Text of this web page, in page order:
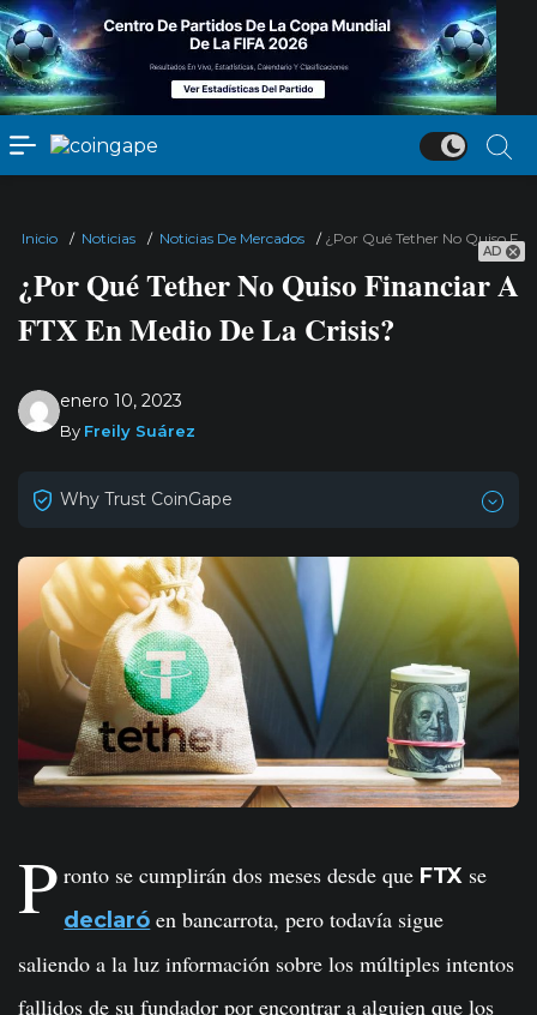
AD
Inicio / Noticias / Noticias De Mercados / ¿Por Qué Tether No Quiso
¿Por Qué Tether No Quiso Financiar A
FTX En Medio De La Crisis?
enero 10, 2023
By Freily Suárez
Why Trust CoinGape
P ronto se cumplirán dos meses desde que FTX se
declaró en bancarrota, pero todavía sigue
saliendo a la luz información sobre los múltiples intentos
fallidos de su fundador por encontrar a alguien que los